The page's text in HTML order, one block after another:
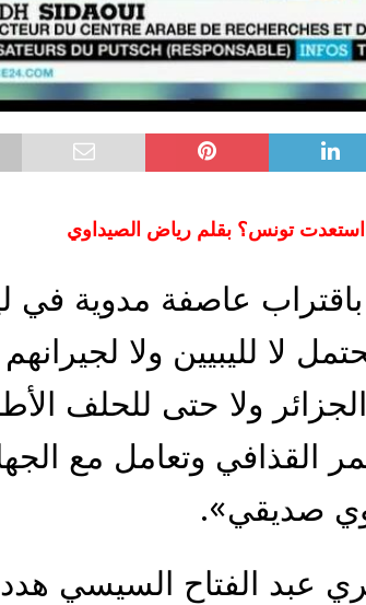
استعدت تونس؟ بقلم رياض الصيداوي
عاصفة مدوية في
لا لليبيين ولا
ولا حتى للحلف
القذافي وتعامل مع
صديقي».
عبد الفتاح السيسي